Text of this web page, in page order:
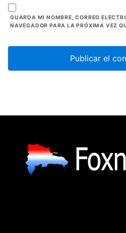
GUARDA MI NOMBRE, CORREO
NAVEGADOR PARA LA PRÓXIMA VEZ